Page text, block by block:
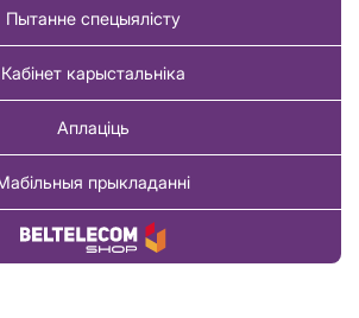
Пытанне спецыялісту
Кабінет карыстальніка
Аплаціць
прыкладанні
Купіць тавар